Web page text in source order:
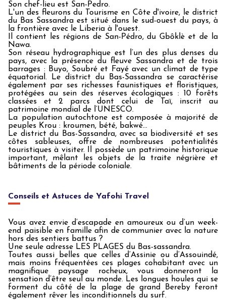
Son chef-lieu est San-Pedro.
L'un des fleurons du Tourisme en Côte d'ivoire, le district
du Bas Sassandra est situé dans le sud-ouest du pays, à
la frontière avec le Liberia à l'ouest.
Il contient les régions de San-Pédro, du Gbôklè et de la
Nawa.
Son réseau hydrographique est l’un des plus denses du
pays, avec la présence du fleuve Sassandra et de trois
barrages : Buyo, Soubré et Fayé avec un climat de type
équatorial. Le district du Bas-Sassandra se caractérise
également par ses richesses faunistiques et floristiques,
protégées au sein des réserves écologiques : 10 forêts
classées et 2 parcs dont celui de Taï, inscrit au
patrimoine mondial de l’UNESCO.
La population autochtone est composée à majorité de
peuples Krou : kroumen, bété, bakwé...
Le district du Bas-Sassandra, avec sa biodiversité et ses
côtes sableuses, offre de nombreuses potentialités
touristiques à visiter. Il possède un patrimoine historique
important, mêlant les objets de la traite négrière et
bâtiments de la période coloniale.
Conseils et Astuces de Yafohi Travel
Vous avez envie d’escapade en amoureux ou d’un week-
end paisible en famille afin de communier avec la nature
hors des sentiers battus ?
Une seule adresse LES PLAGES du Bas-sassandra.
Toutes aussi belles que celles d’Assinie ou d’Assouindé,
mais moins fréquentées ces plages cohabitant avec un
magnifique paysage rocheux, vous donneront la
sensation d’être seul au monde. Les longues houles qui se
forment du côté de la plage de grand Bereby feront
également rêver les inconditionnels du surf.